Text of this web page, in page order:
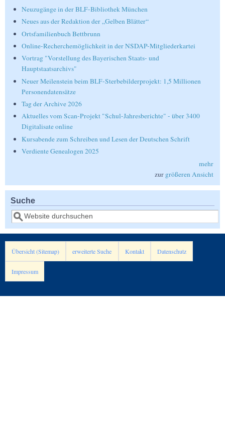
Neuzugänge in der BLF-Bibliothek München
Neues aus der Redaktion der „Gelben Blätter“
Ortsfamilienbuch Bettbrunn
Online-Recherchemöglichkeit in der NSDAP-Mitgliederkartei
Vortrag "Vorstellung des Bayerischen Staats- und
Hauptstaatsarchivs"
Neuer Meilenstein beim BLF-Sterbebilderprojekt: 1,5 Millionen
Personendatensätze
Tag der Archive 2026
Aktuelles vom Scan-Projekt "Schul-Jahresberichte" - über 3400
Digitalisate online
Kursabende zum Schreiben und Lesen der Deutschen Schrift
Verdiente Genealogen 2025
mehr
zur größeren Ansicht
Suche
Suche
Übersicht (Sitemap) erweiterte Suche Kontakt Datenschutz
Impressum